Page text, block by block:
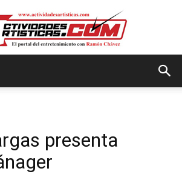
presenta